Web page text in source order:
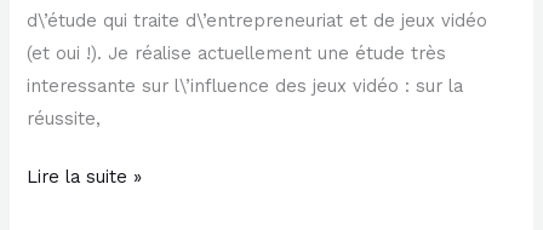
d\’étude qui traite d\’entrepreneuriat et de jeux vidéo
(et oui !). Je réalise actuellement une étude très
interessante sur l\’influence des jeux vidéo : sur la
réussite,
Lire la suite »